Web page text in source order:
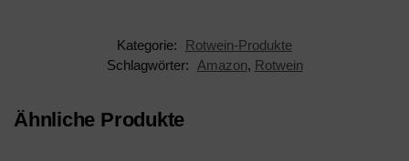
Kategorie:
Rotwein-Produkte
Schlagwörter:
Amazon, Rotwein
Ähnliche Produkte